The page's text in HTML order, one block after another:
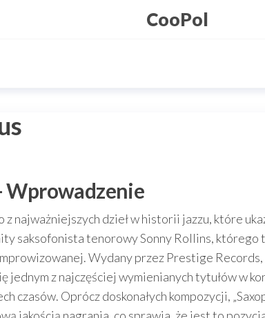
CooPol
Wprowadzenie
z najważniejszych dzieł w historii jazzu, które
saksofonista tenorowy Sonny Rollins, którego
Wydany przez Prestige Records,
jednym z najczęściej wymienianych tytułów w
czasów. Oprócz doskonałych kompozycji,